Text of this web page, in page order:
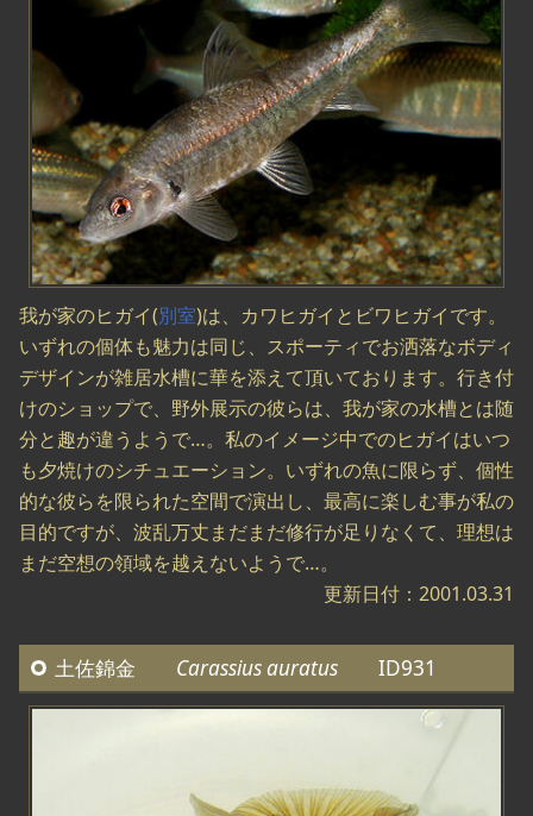
我が家のヒガイ(別室)は、カワヒガイとビワヒガイです。
いずれの個体も魅力は同じ、スポーティでお洒落なボディ
デザインが雑居水槽に華を添えて頂いております。行き付
けのショップで、野外展示の彼らは、我が家の水槽とは随
分と趣が違うようで…。私のイメージ中でのヒガイはいつ
も夕焼けのシチュエーション。いずれの魚に限らず、個性
的な彼らを限られた空間で演出し、最高に楽しむ事が私の
目的ですが、波乱万丈まだまだ修行が足りなくて、理想は
まだ空想の領域を越えないようで…。
更新日付：2001.03.31
土佐錦金 Carassius auratus ID931